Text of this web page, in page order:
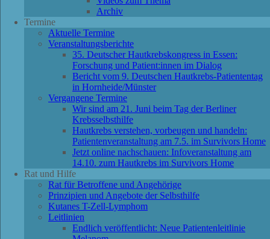
Archiv
Termine
Aktuelle Termine
Veranstaltungsberichte
35. Deutscher Hautkrebskongress in Essen:
Forschung und Patient:innen im Dialog
Bericht vom 9. Deutschen Hautkrebs-Patiententag
in Hornheide/Münster
Vergangene Termine
Wir sind am 21. Juni beim Tag der Berliner
Krebsselbsthilfe
Hautkrebs verstehen, vorbeugen und handeln:
Patientenveranstaltung am 7.5. im Survivors Home
Jetzt online nachschauen: Infoveranstaltung am
14.10. zum Hautkrebs im Survivors Home
Rat und Hilfe
Rat für Betroffene und Angehörige
Prinzipien und Angebote der Selbsthilfe
Kutanes T-Zell-Lymphom
Leitlinien
Endlich veröffentlicht: Neue Patientenleitlinie